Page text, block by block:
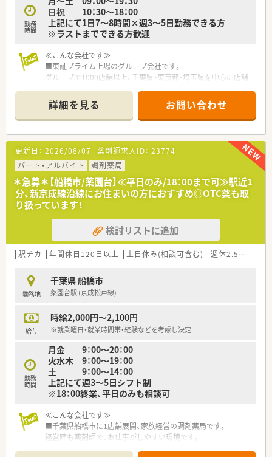
勤務
時間
日祝 10：30～18：00
上記にて1日7～8時間×週3～5日勤務できる方
※ラストまでできる方歓迎
≪こんな会社です≫
■東証プライム上場のグル―プ会社です。
グル―プで1000店舗以上、千葉県・東京都・埼玉県を中心に店舗
■駅前・市街地に集中的に出店しています。
■ドラッグストア系列の会社ですが、調剤・OTCは完全に別採用
なため、いずれかに特化してお仕事いただけます。
■安全性を重視して、1人薬剤師の店舗はありません。
■労働組合もあり、就業環境も守られています。
■調剤過誤対策も万全、調剤監査システム・ピッキングシステム
なども全店に完備しております。
■産休・育児休暇の実績も多く、正社員はもちろん、パートの方
も取得されています。
詳細を見る お問い合わせ
更新日： 2026/08/07 薬剤師求人ID： 23774
パート・アルバイト
調剤薬局
＊急募＊【船橋市/薬園台】≪平日のみ/18：00まで可≫駅近1
分、新京成線沿線にお住まいの方におすすめ◎OTC薬も取
り扱っています！
検討リストに追加
駅チカ 年間休日120日以上 土日休み(相談可含む) 週休2.5日以上
勤務地
千葉県 船橋市
薬園台駅 (京成松戸線)
給与
時給2,000円～2,100円
※就業曜日・就業時間帯・経験などを考慮し決定
勤務
時間
月金 9：00～20：00
火水木 9：00～19：00
土 9：00～14：00
上記にて週3～5日シフト制
※18：00終業、平日のみも相談可
≪こんな会社です≫
■千葉県船橋市に1店舗展開、家族経営の調剤薬局です。
経営陣も薬剤師で、お仕事がしやすい環境です。